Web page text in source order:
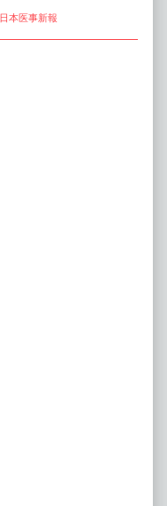
日本医事新報